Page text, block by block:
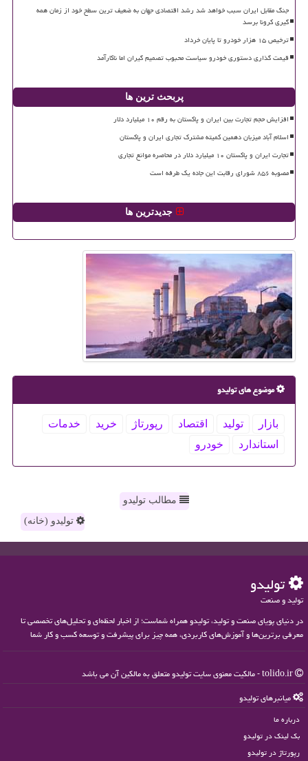
جنگ مقابل ایران سبب خواهد شد رشد اقتصادی جهان به ضعیف ترین سطح خود از زمان همه
گیری کرونا برسد
ترخیص ۱۵ هزار خودرو تا پایان خرداد
قیمت گذاری دستوری خودرو سیاست محبوب تصمیم گیران اما ناکارآمد
پربحث ترین ها
افزایش حجم تجارت بین ایران و پاکستان به رقم ۱۰ میلیارد دلار
اسلام آباد میزبان دهمین کمیته مشترک تجاری ایران و پاکستان
تجارت ایران و پاکستان ۱۰ میلیارد دلار در محاصره موانع تجاری
مصوبه ۸۵۶ شورای رقابت این جاده یک طرفه است
جدیدترین ها
موضوع های تولیدو
بازار تولید اقتصاد رپورتاژ خرید
خدمات
استاندارد
خودرو
مطالب تولیدو
تولیدو (خانه)
تولیدو
تولید و صنعت
در دنیای پویای صنعت و تولید، تولیدو همراه شماست؛ از اخبار لحظه‌ای و تحلیل‌های تخصصی تا
معرفی برترین‌ها و آموزش‌های کاربردی، همه چیز برای پیشرفت و توسعه کسب و کار شما
میانبرهای تولیدو
درباره ما
بک لینک در تولیدو
رپورتاژ در تولیدو